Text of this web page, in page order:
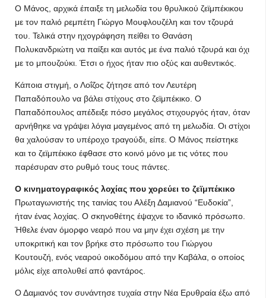
Ο Μάνος, αρχικά έπαιξε τη μελωδία του θρυλικού ζεϊμπέκικου
με τον παλιό ρεμπέτη Γιώργο Μουφλουζέλη και τον τζουρά
του. Τελικά στην ηχογράφηση πείθει το Θανάση
Πολυκανδριώτη να παίξει και αυτός με ένα παλιό τζουρά και όχι
με το μπουζούκι. Έτσι ο ήχος ήταν πιο οξύς και αυθεντικός.
Κάποια στιγμή, ο Λοΐζος ζήτησε από τον Λευτέρη
Παπαδόπουλο να βάλει στίχους στο ζεϊμπέκικο. Ο
Παπαδόπουλος απέδειξε πόσο μεγάλος στιχουργός ήταν, όταν
αρνήθηκε να γράψει λόγια μαγεμένος από τη μελωδία. Οι στίχοι
θα χαλούσαν το υπέροχο τραγούδι, είπε. Ο Μάνος πείστηκε
και το ζεϊμπέκικο έφθασε στο κοινό μόνο με τις νότες που
παρέσυραν στο ρυθμό τους τους πάντες.
Ο κινηματογραφικός λοχίας που χορεύει το ζεϊμπέκικο
Πρωταγωνιστής της ταινίας του Αλέξη Δαμιανού “Ευδοκία”,
ήταν ένας λοχίας. Ο σκηνοθέτης έψαχνε το ιδανικό πρόσωπο.
Ήθελε έναν όμορφο νεαρό που να μην έχει σχέση με την
υποκριτική και τον βρήκε στο πρόσωπο του Γιώργου
Κουτουζή, ενός νεαρού οικοδόμου από την Καβάλα, ο οποίος
μόλις είχε απολυθεί από φαντάρος.
Ο Δαμιανός τον συνάντησε τυχαία στην Νέα Ερυθραία έξω από